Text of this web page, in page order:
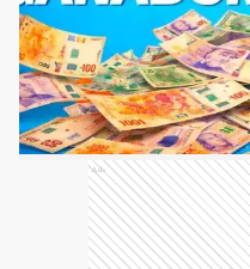
Ads